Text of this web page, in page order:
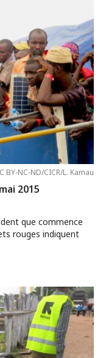
BY-NC-ND/CICR/L. Kamau
2015
que commence
rouges indiquent